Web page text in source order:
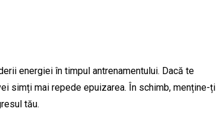
energiei în timpul antrenamentului. Dacă te
simți mai repede epuizarea. În schimb, menține-ți
tău.